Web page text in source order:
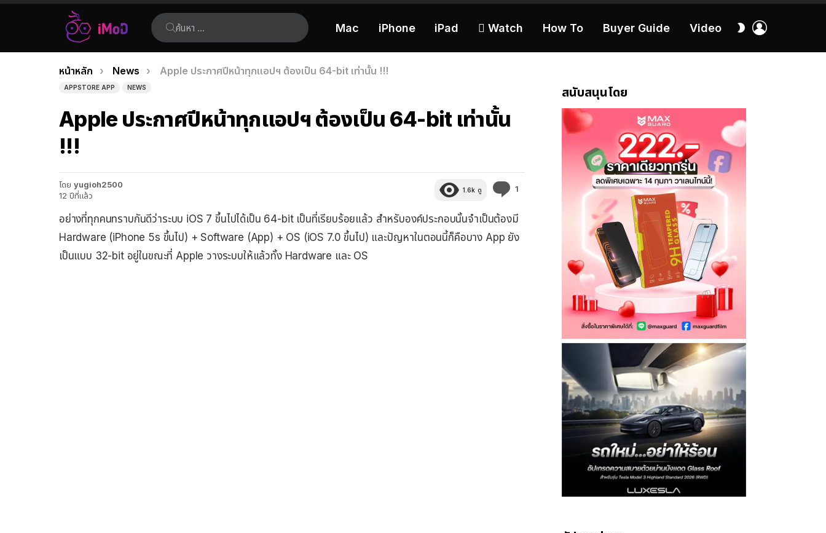
ค้นหา:
Mac iPhone iPad  Watch How To Buyer Guide Video
สลับ
เรื่อง
ล่าสุด
คุณอยู่ที่นี่:
หน้าหลัก News Apple ประกาศปีหน้าทุกแอปฯ ต้องเป็น 64-bit เท่านั้น !!!
APPSTORE APP NEWS
Apple ประกาศปีหน้าทุกแอปฯ ต้องเป็น 64-bit เท่านั้น
!!!
โดย yugioh2500
12 ปีที่แล้ว
1.6k ดู 1
อย่างที่ทุกคนทราบกันดีว่าระบบ iOS 7 ขึ้นไปได้เป็น 64-bit เป็นที่เรียบร้อยแล้ว สำหรับองค์ประกอบนั้นจำเป็นต้องมี
Hardware (iPhone 5s ขึ้นไป) + Software (App) + OS (iOS 7.0 ขึ้นไป) และปัญหาในตอนนี้ก็คือบาง App ยัง
เป็นแบบ 32-bit อยู่ในขณะที่ Apple วางระบบให้แล้วทั้ง Hardware และ OS
สนับสนุนโดย